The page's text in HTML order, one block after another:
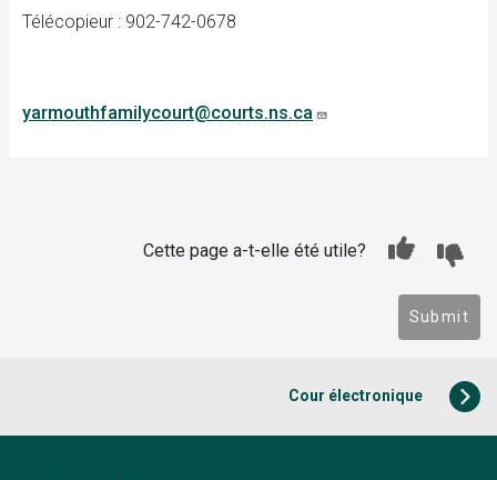
Télécopieur : 902-742-0678
yarmouthfamilycourt@courts.ns.ca
Cette page a-t-elle été utile?
Submit
Cour électronique